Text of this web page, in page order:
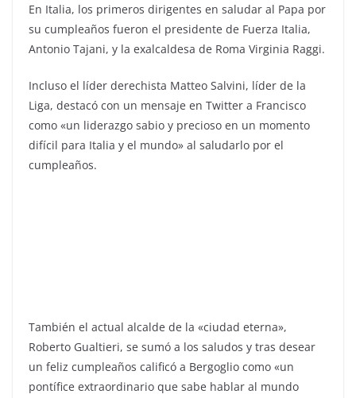
En Italia, los primeros dirigentes en saludar al Papa por
su cumpleaños fueron el presidente de Fuerza Italia,
Antonio Tajani, y la exalcaldesa de Roma Virginia Raggi.
Incluso el líder derechista Matteo Salvini, líder de la
Liga, destacó con un mensaje en Twitter a Francisco
como «un liderazgo sabio y precioso en un momento
difícil para Italia y el mundo» al saludarlo por el
cumpleaños.
También el actual alcalde de la «ciudad eterna»,
Roberto Gualtieri, se sumó a los saludos y tras desear
un feliz cumpleaños calificó a Bergoglio como «un
pontífice extraordinario que sabe hablar al mundo